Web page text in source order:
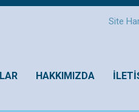
Site
HAKKIMIZDA